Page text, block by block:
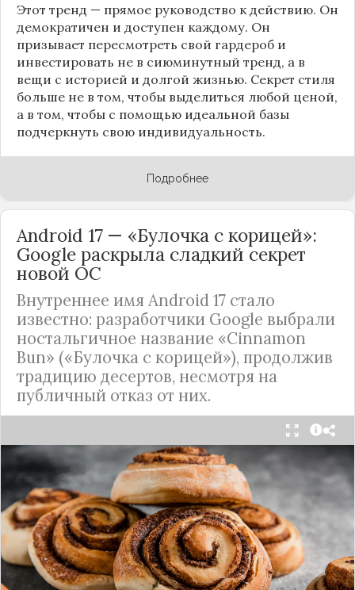
Этот тренд — прямое руководство к действию. Он
демократичен и доступен каждому. Он
призывает пересмотреть свой гардероб и
инвестировать не в сиюминутный тренд, а в
вещи с историей и долгой жизнью. Секрет стиля
больше не в том, чтобы выделиться любой ценой,
а в том, чтобы с помощью идеальной базы
подчеркнуть свою индивидуальность.
Подробнее
Android 17 — «Булочка с корицей»:
Google раскрыла сладкий секрет
новой ОС
Внутреннее имя Android 17 стало
известно: разработчики Google выбрали
ностальгичное название «Cinnamon
Bun» («Булочка с корицей»), продолжив
традицию десертов, несмотря на
публичный отказ от них.
Стало известно внутреннее кодовое имя
следующей крупной версии Android. Как
сообщают источники, Android 17, релиз которой
ожидается в 2026 году, разрабатывается под
названием«Cinnamon Bun»(«Булочка с
корицей»).
Это решение продолжает знаменитую традицию
Google называть версии Android в честь